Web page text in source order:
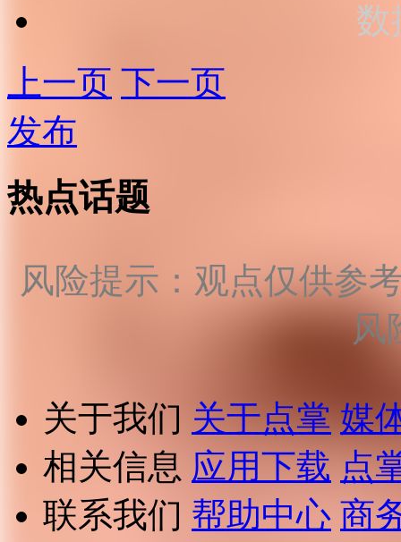
数
上一页 下一页
发布
热点话题
风险提示：观点仅供参
风
关于我们 关于点掌 媒
相关信息 应用下载 点
联系我们 帮助中心 商